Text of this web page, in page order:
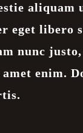
aliquam
eget libero
nunc
enim.